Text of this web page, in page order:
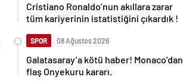
Cristiano Ronaldo’nun akıllara zarar
tüm kariyerinin istatistiğini çıkardık !
SPOR 08 Ağustos 2026
Galatasaray’a kötü haber! Monaco’dan
flaş Onyekuru kararı.